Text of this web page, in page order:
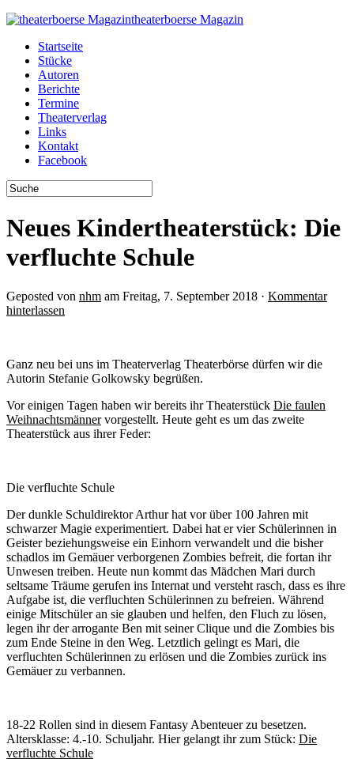
theaterboerse Magazin
Startseite
Stücke
Autoren
Berichte
Termine
Theaterverlag
Links
Kontakt
Facebook
Neues Kindertheaterstück: Die
verfluchte Schule
Geposted von nhm am Freitag, 7. September 2018 · Kommentar
hinterlassen
Ganz neu bei uns im Theaterverlag Theaterbörse dürfen wir die
Autorin Stefanie Golkowsky begrüßen.
Vor einigen Tagen haben wir bereits ihr Theaterstück Die faulen
Weihnachtsmännervorgestellt. Heute geht es um das zweite
Theaterstück aus ihrer Feder:
Die verfluchte Schule
Der dunkle Schuldirektor Arthur hat vor über 100 Jahren mit
schwarzer Magie experimentiert. Dabei hat er vier Schülerinnen in
Geister beziehungsweise ein Einhorn verwandelt und die bisher
schadlos im Gemäuer verborgenen Zombies befreit, die fortan ihr
Unwesen treiben. Heute nun kommt das Mädchen Mari durch
seltsame Träume gerufen ins Internat und versteht rasch, dass es ihre
Aufgabe ist, die verfluchten Schülerinnen zu befreien. Während
einige Mitschüler an sie glauben und helfen, den Fluch zu lösen,
legen ihr der arrogante Ben mit seiner Clique und die Zombies bis
zum Ende Steine in den Weg. Letztlich gelingt es Mari, die
verfluchten Schülerinnen zu erlösen und die Zombies zurück ins
Gemäuer zu verbannen.
18-22 Rollen sind in diesem Fantasy Abenteuer zu besetzen.
Altersklasse: 4.-10. Schuljahr. Hier gelangt ihr zum Stück: Die
verfluchte Schule